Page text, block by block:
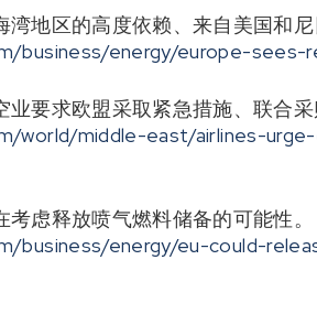
湾地区的高度依赖、来自美国和
business/energy/europe-
业要求欧盟采取紧急措施、联合采
world/middle-east/airlines-
考虑释放喷气燃料储备的可能性。
business/energy/eu-could-